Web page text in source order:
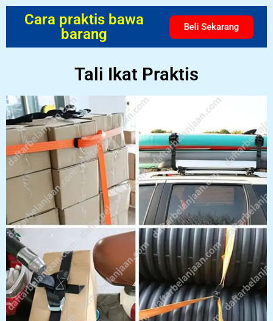
Cara praktis bawa
barang
Beli Sekarang
Tali Ikat Praktis